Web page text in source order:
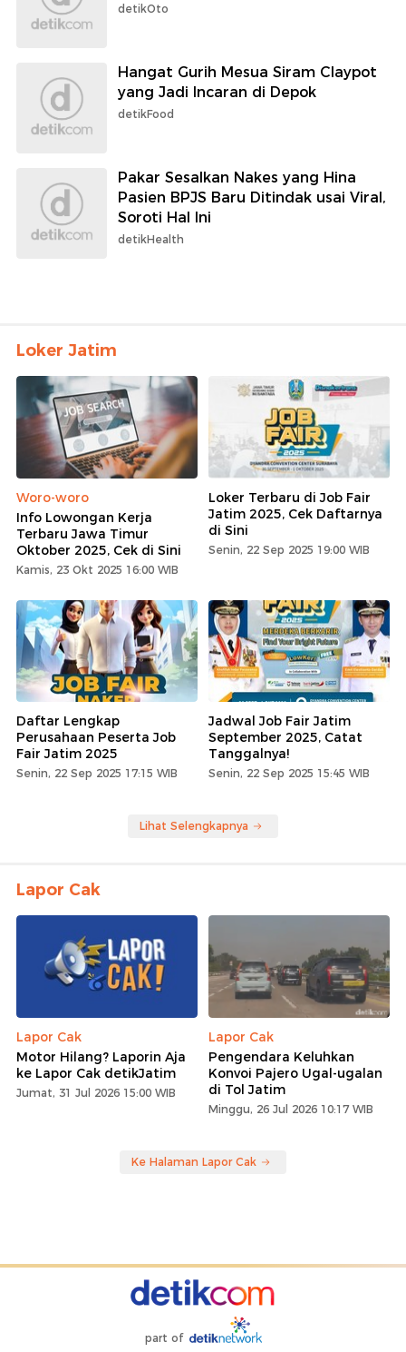
detikOto
Hangat Gurih Mesua Siram Claypot
yang Jadi Incaran di Depok
detikFood
Pakar Sesalkan Nakes yang Hina
Pasien BPJS Baru Ditindak usai Viral,
Soroti Hal Ini
detikHealth
Loker Jatim
Woro-woro
Info Lowongan Kerja
Terbaru Jawa Timur
Oktober 2025, Cek di Sini
Kamis, 23 Okt 2025 16:00 WIB
Loker Terbaru di Job Fair
Jatim 2025, Cek Daftarnya
di Sini
Senin, 22 Sep 2025 19:00 WIB
Daftar Lengkap
Perusahaan Peserta Job
Fair Jatim 2025
Senin, 22 Sep 2025 17:15 WIB
Jadwal Job Fair Jatim
September 2025, Catat
Tanggalnya!
Senin, 22 Sep 2025 15:45 WIB
Lihat Selengkapnya
Lapor Cak
Lapor Cak
Motor Hilang? Laporin Aja
ke Lapor Cak detikJatim
Jumat, 31 Jul 2026 15:00 WIB
Lapor Cak
Pengendara Keluhkan
Konvoi Pajero Ugal-ugalan
di Tol Jatim
Minggu, 26 Jul 2026 10:17 WIB
Ke Halaman Lapor Cak
part of